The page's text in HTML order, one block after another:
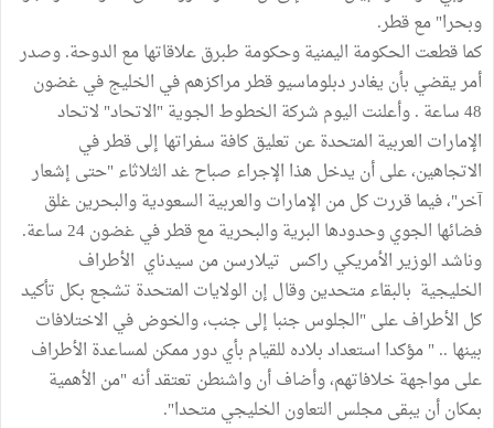
وبحرا" مع قطر.
كما قطعت الحكومة اليمنية وحكومة طبرق علاقاتها مع الدوحة. وصدر
أمر يقضي بأن يغادر دبلوماسيو قطر مراكزهم في الخليج في غضون
48 ساعة . وأعلنت اليوم شركة الخطوط الجوية "الاتحاد" لاتحاد
الإمارات العربية المتحدة عن تعليق كافة سفراتها إلى قطر في
الاتجاهين، على أن يدخل هذا الإجراء صباح غد الثلاثاء "حتى إشعار
آخر"، فيما قررت كل من الإمارات والعربية السعودية والبحرين غلق
فضائها الجوي وحدودها البرية والبحرية مع قطر في غضون 24 ساعة.
وناشد الوزير الأمريكي راكس تيلارسن من سيدناي الأطراف
الخليجية بالبقاء متحدين وقال إن الولايات المتحدة تشجع بكل تأكيد
كل الأطراف على "الجلوس جنبا إلى جنب، والخوض في الاختلافات
بينها .. " مؤكدا استعداد بلاده للقيام بأي دور ممكن لمساعدة الأطراف
على مواجهة خلافاتهم، وأضاف أن واشنطن تعتقد أنه "من الأهمية
بمكان أن يبقى مجلس التعاون الخليجي متحدا".